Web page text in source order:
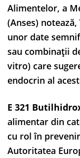
Alimentelor, a
(Anses)
unor date
sau combinații
vitro) care
endocrin al
E 321
alimentar din
cu rol în
Autoritatea